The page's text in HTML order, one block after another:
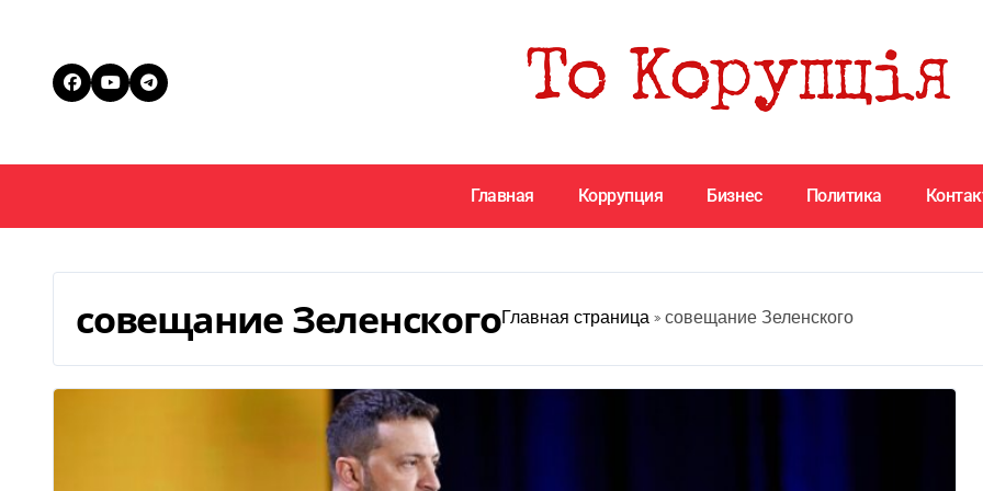
Главная Коррупция Бизнес Политика
совещание ЗеленскогоГлавная страница» совещание Зеленского